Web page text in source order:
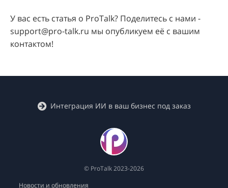
У вас есть статья о ProTalk? Поделитесь с нами -
support@pro-talk.ru мы опубликуем её с вашим
контактом!
Интеграция ИИ в ваш бизнес под заказ
© ProTalk 2023-2026
Новости и обновления